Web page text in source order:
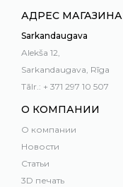
АДРЕС МАГАЗИНА
Sarkandaugava
Alekša 12,
Sarkandaugava, Rīga
Tālr.: + 371 297 10 507
О КОМПАНИИ
О компании
Новости
Статьи
3D печать